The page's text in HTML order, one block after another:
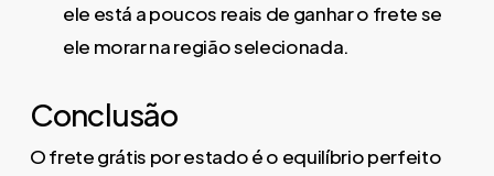
ele está a poucos reais de ganhar o frete se
ele morar na região selecionada.
Conclusão
O frete grátis por estado é o equilíbrio perfeito